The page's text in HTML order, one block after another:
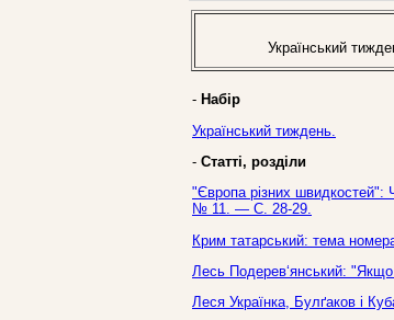
Український
- Набір
Український тиждень.
- Статті, розділи
"Європа різних швидкостей":
№ 11. — С. 28-29.
Крим татарський: тема
Лесь Подерев‘янський:
Леся Українка, Булґаков і